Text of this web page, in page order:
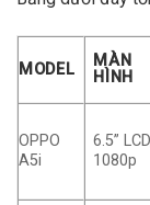
MODEL
MÀN
HÌNH
OPPO
A5i
6.5”
1080p